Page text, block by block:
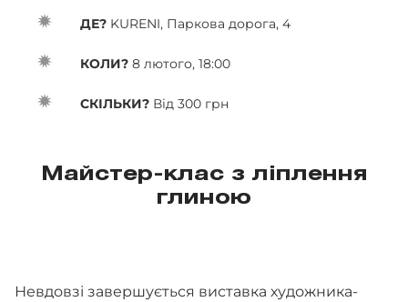
ДЕ? KURENI, Паркова дорога, 4
КОЛИ? 8 лютого, 18:00
СКІЛЬКИ? Від 300 грн
Майстер-клас з ліплення
глиною
Невдовзі завершується виставка художника-